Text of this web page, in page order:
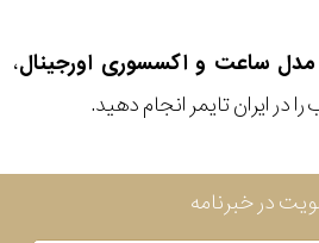
،
در ایران تایمر انجام دهید.
در خبرنامه